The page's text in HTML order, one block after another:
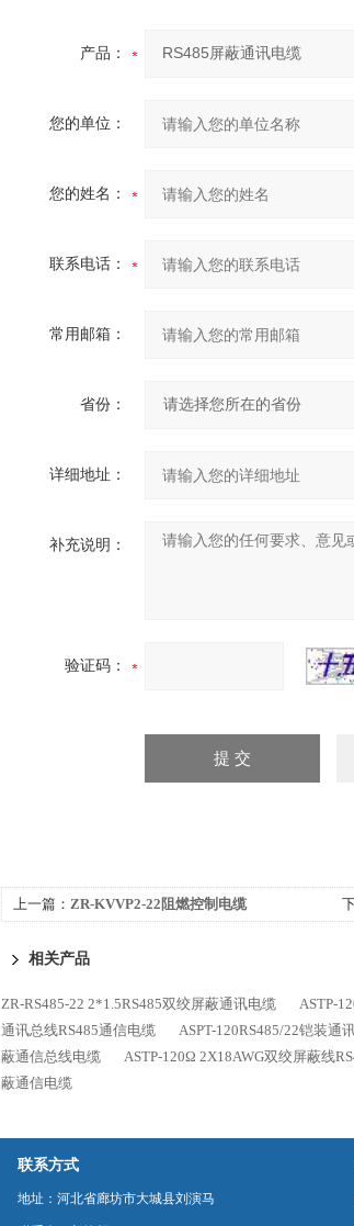
产品：
您的单位：
您的姓名：
联系电话：
常用邮箱：
省份：
详细地址：
补充说明：
验证码：
上一篇： ZR-KVVP2-22阻燃控制电缆
相关产品
ZR-RS485-22 2*1.5RS485双绞屏蔽通讯电缆 ASTP-
通讯总线RS485通信电缆
ASPT-120RS485/22铠装通
蔽通信总线电缆
ASTP-120Ω 2X18AWG双绞屏蔽线
蔽通信电缆
联系方式
地址：河北省廊坊市大城县刘演马